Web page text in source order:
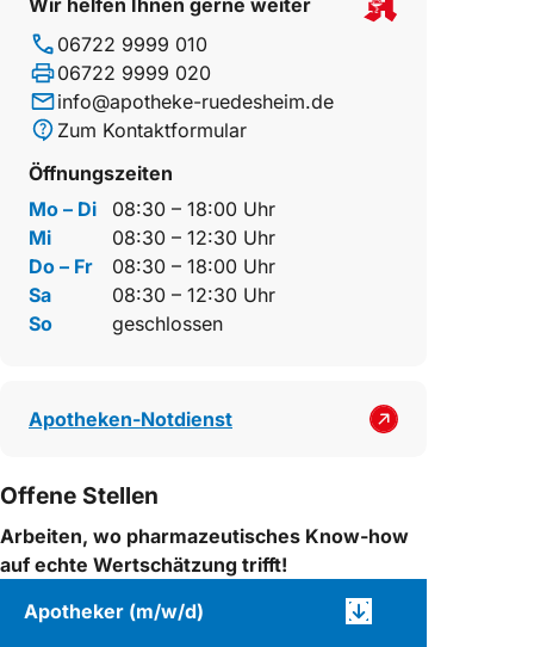
Wir helfen Ihnen gerne weiter
06722 9999 010
06722 9999 020
info@apotheke-ruedesheim.de
Zum Kontaktformular
Öffnungszeiten
Mo – Di
08:30 – 18:00 Uhr
Mi
08:30 – 12:30 Uhr
Do – Fr
08:30 – 18:00 Uhr
Sa
08:30 – 12:30 Uhr
So
geschlossen
Apotheken-Notdienst
Offene Stellen
Arbeiten, wo pharmazeutisches Know-how
auf echte Wertschätzung trifft!
Apotheker (m/w/d)